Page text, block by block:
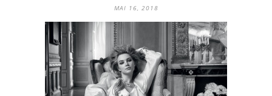
MAI 16, 2018